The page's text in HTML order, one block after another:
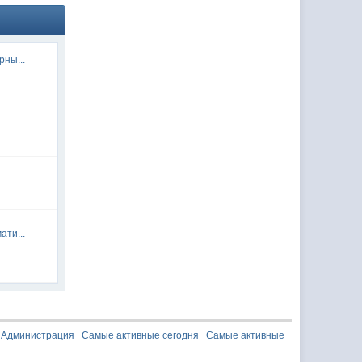
Администрация Самые активные сегодня Самые активные